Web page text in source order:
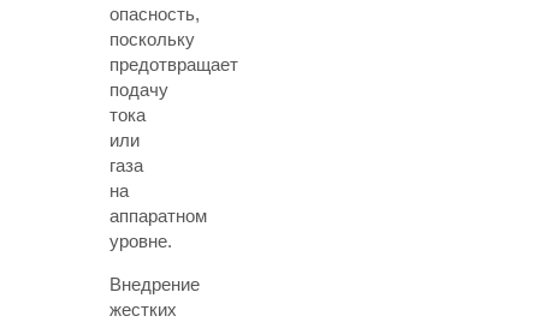
опасность,
поскольку
предотвращает
подачу
тока
или
газа
на
аппаратном
уровне.
Внедрение
жестких